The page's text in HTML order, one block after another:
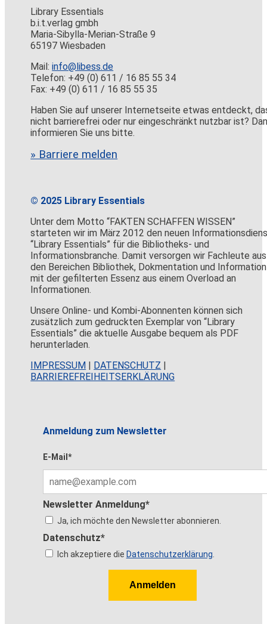
Library Essentials
b.i.t.verlag gmbh
Maria-Sibylla-Merian-Straße 9
65197 Wiesbaden
Mail:info@libess.de
Telefon: +49 (0) 611 / 16 85 55 34
Fax: +49 (0) 611 / 16 85 55 35
Haben Sie auf unserer Internetseite etwas entdeckt,
nicht barrierefrei oder nur eingeschränkt nutzbar ist?
informieren Sie uns bitte.
» Barriere melden
© 2025 Library Essentials
Unter dem Motto “FAKTEN SCHAFFEN WISSEN”
starteten wir im März 2012 den neuen
“Library Essentials” für die Bibliotheks- und
Informationsbranche. Damit versorgen wir Fachleute aus
den Bereichen Bibliothek, Dokmentation und Information
mit der gefilterten Essenz aus einem Overload an
Informationen.
Unsere Online- und Kombi-Abonnenten können sich
zusätzlich zum gedruckten Exemplar von “Library
Essentials” die aktuelle Ausgabe bequem als PDF
herunterladen.
IMPRESSUM
DATENSCHUTZ
BARRIEREFREIHEITSERKLÄRUNG
Anmeldung zum Newsletter
E-Mail*
Newsletter Anmeldung*
Ja, ich möchte den Newsletter abonnieren.
Datenschutz*
Ich akzeptiere die Datenschutzerklärung.
Anmelden